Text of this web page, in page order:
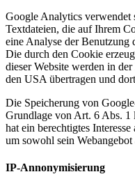
Google Analytics verwendet
Textdateien, die auf Ihrem
eine Analyse der Benutzung
Die durch den Cookie
dieser Website werden in
den USA übertragen und
Die Speicherung von
Grundlage von Art. 6 Abs.
hat ein berechtigtes
um sowohl sein
IP-Annonymisierung